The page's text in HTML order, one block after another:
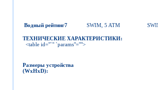
Водный рейтинг7 SWIM, 5 ATM
ТЕХНИЧЕСКИЕ ХАРАКТЕРИСТИКИ:
<table id="`" `params"="">
Размеры устройства
(WxHxD):